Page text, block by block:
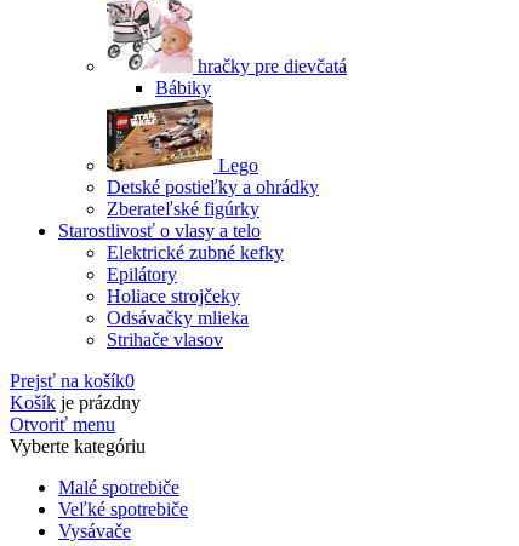
hračky pre dievčatá
Bábiky
Lego
Detské postieľky a ohrádky
Zberateľské figúrky
Starostlivosť o vlasy a telo
Elektrické zubné kefky
Epilátory
Holiace strojčeky
Odsávačky mlieka
Strihače vlasov
Prejsť na košík0
Košík je prázdny
Otvoriť menu
Vyberte kategóriu
Malé spotrebiče
Veľké spotrebiče
Vysávače